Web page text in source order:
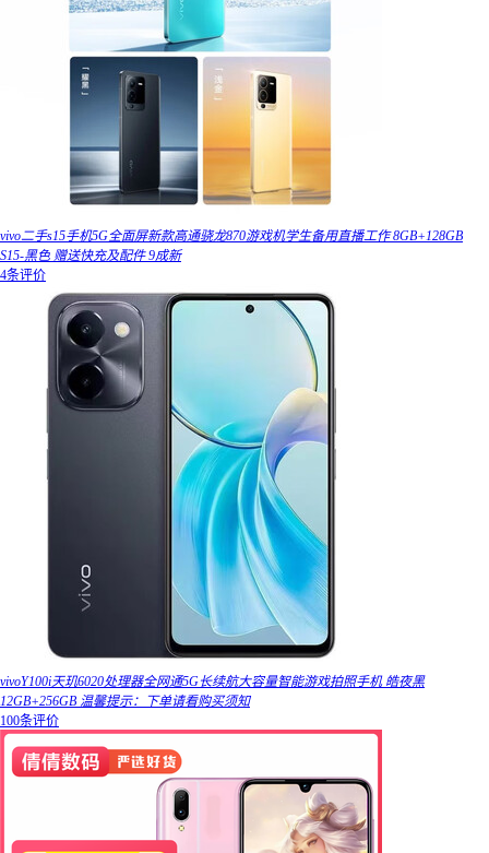
vivo二手s15手机5G全面屏新款高通骁龙870游戏机学生备用直播工作 8GB+128GB
S15-黑色 赠送快充及配件 9成新
4条评价
vivoY100i天玑6020处理器全网通5G长续航大容量智能游戏拍照手机 皓夜黑
12GB+256GB 温馨提示：下单请看购买须知
100条评价